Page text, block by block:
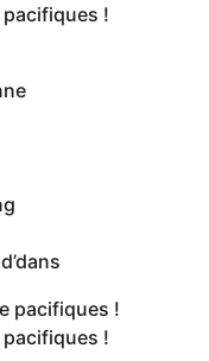
!
pacifiques !
!